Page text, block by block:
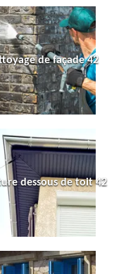
de façade 42
dessous de toit 42